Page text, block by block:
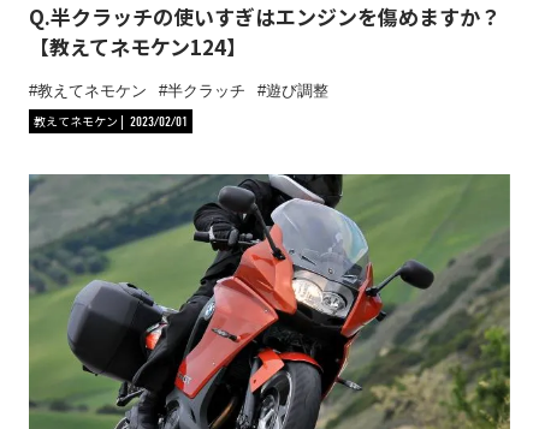
Q.半クラッチの使いすぎはエンジンを傷めますか？
【教えてネモケン124】
教えてネモケン 半クラッチ
遊び調整
教えてネモケン
2023/02/01